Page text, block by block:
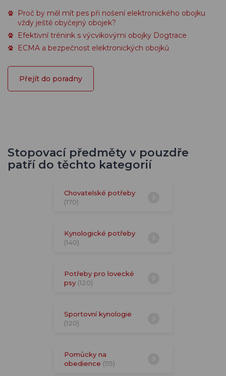
Proč by měl mít pes při nošení elektronického obojku
vždy ještě obyčejný obojek?
Efektivní trénink s výcvikovými obojky Dogtrace
ECMA a bezpečnost elektronických obojků
Přejít do poradny
Stopovací předměty v pouzdře
patří do těchto kategorií
Chovatelské potřeby
(170)
Kynologické potřeby
(140)
Potřeby pro lovecké
psy (120)
Sportovní kynologie
(120)
Pomůcky na
obedience (115)